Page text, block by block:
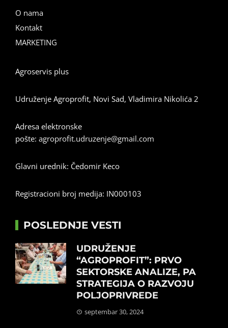
O nama
Kontakt
MARKETING
Agroservis plus
Udruženje Agroprofit, Novi Sad, Vladimira Nikolića 2
Adresa elektronske
pošte: agroprofit.udruzenje@gmail.com
Glavni urednik: Čedomir Keco
Registracioni broj medija: IN000103
POSLEDNJE VESTI
UDRUŽENJE
“AGROPROFIT”: PRVO
SEKTORSKE ANALIZE, PA
STRATEGIJA O RAZVOJU
POLJOPRIVREDE
septembar 30, 2024